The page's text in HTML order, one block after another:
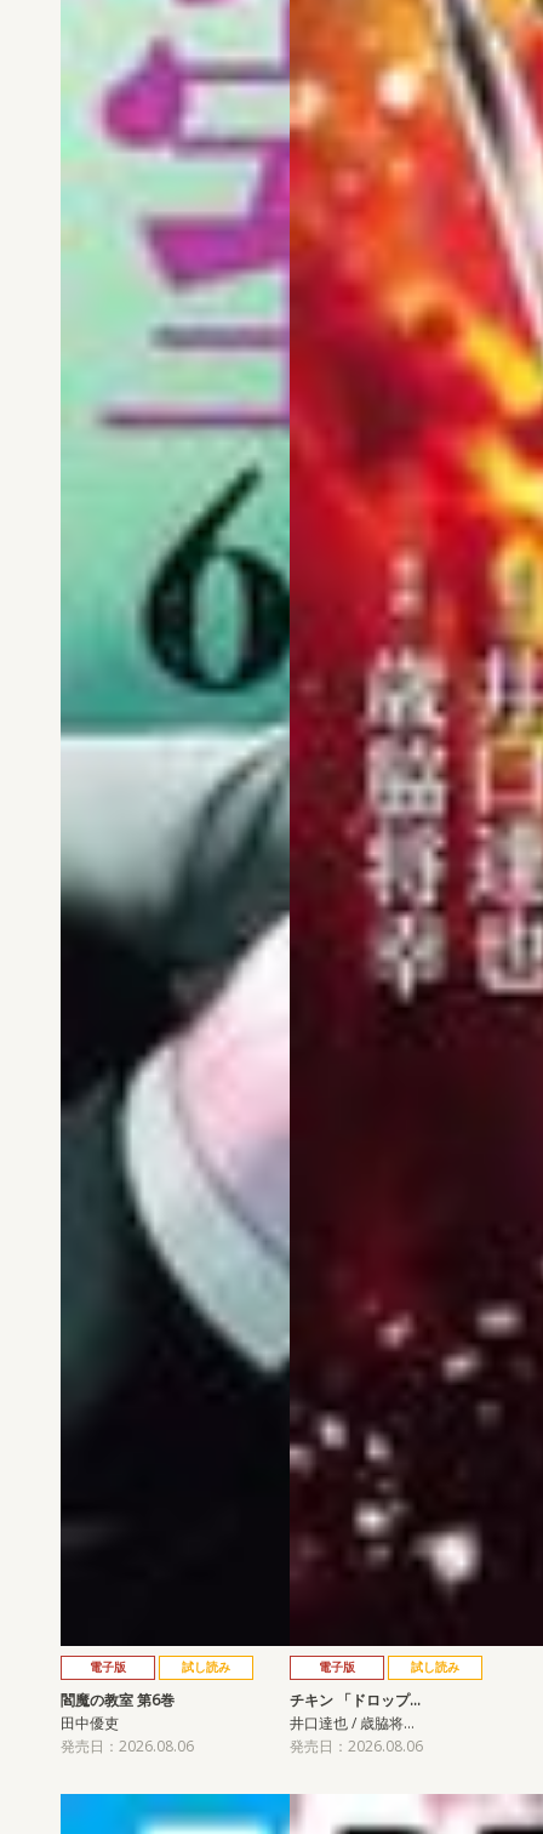
電子版 試し読み
閻魔の教室 第6巻
田中優吏
発売日：2026.08.06
電子版 試し読み
チキン 「ドロップ…
井口達也 / 歳脇将…
発売日：2026.08.06